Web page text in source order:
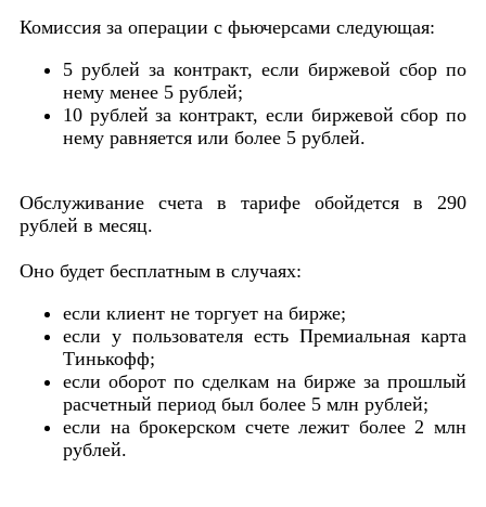
Комиссия за операции с фьючерсами следующая:
5 рублей за контракт, если биржевой сбор по
нему менее 5 рублей;
10 рублей за контракт, если биржевой сбор по
нему равняется или более 5 рублей.
Обслуживание счета в тарифе обойдется в 290
рублей в месяц.
Оно будет бесплатным в случаях:
если клиент не торгует на бирже;
если у пользователя есть Премиальная карта
Тинькофф;
если оборот по сделкам на бирже за прошлый
расчетный период был более 5 млн рублей;
если на брокерском счете лежит более 2 млн
рублей.